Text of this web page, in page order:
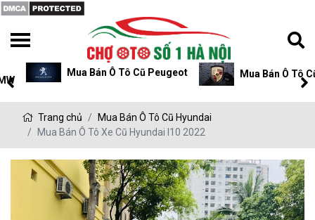
Mua Bán Ô Tô Cũ Peugeot Mua Bán Ô Tô Cũ
Trang chủ
Mua Bán Ô Tô Cũ Hyundai
Mua Bán Ô Tô Xe Cũ Hyundai I10 2022